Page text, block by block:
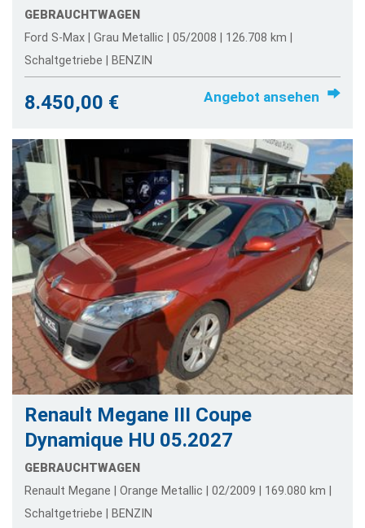
GEBRAUCHTWAGEN
Ford S-Max | Grau Metallic | 05/2008 | 126.708 km |
Schaltgetriebe | BENZIN
8.450,00 € Angebot ansehen
Renault Megane III Coupe
Dynamique HU 05.2027
GEBRAUCHTWAGEN
Renault Megane | Orange Metallic | 02/2009 | 169.080 km |
Schaltgetriebe | BENZIN